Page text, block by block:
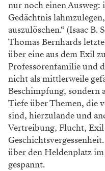
nur noch einen
Gedächtnis
auszulöschen.“ (Isaac
Thomas Bernhards
über eine aus dem Exil
Professorenfamilie und
nicht als mittlerweile
Beschimpfung, sondern
Tiefe über Themen, die
sind, hierzulande und
Vertreibung, Flucht,
über den Heldenplatz
gespannt.